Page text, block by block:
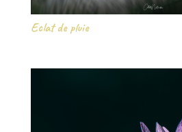
Eclat de pluie